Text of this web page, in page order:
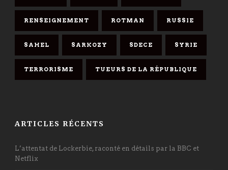
RENSEIGNEMENT ROTMAN RUSSIE
SAHEL SARKOZY SDECE SYRIE
TERRORISME TUEURS DE LA RÉPUBLIQUE
ARTICLES RÉCENTS
L’attentat de Lockerbie, raconté en détails par la BBC et
Netflix